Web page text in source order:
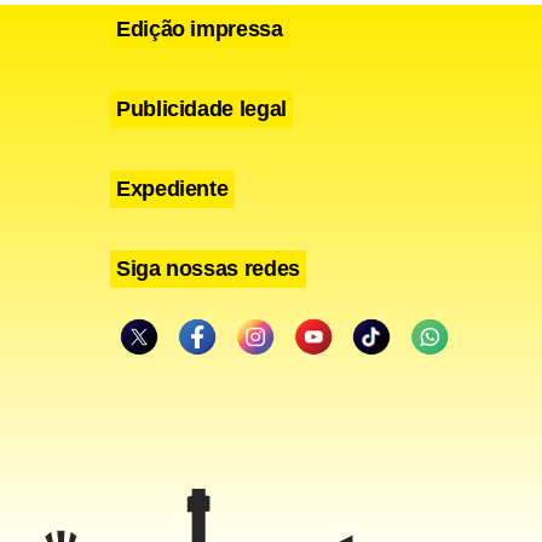
Rio
Claro foi
Edição impressa
Publicidade legal
Expediente
Siga nossas redes